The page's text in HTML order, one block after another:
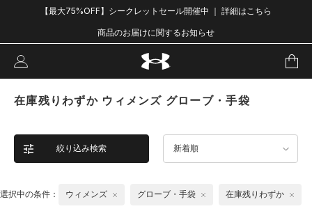
【最大75%OFF】シークレットセール開催中 ｜ 詳細はこちら
商品のお届けに関するお知らせ
在庫残りわずか ウィメンズ グローブ・手袋
絞り込み検索 新着順
選択中の条件： ウィメンズ グローブ・手袋 在庫残りわずか